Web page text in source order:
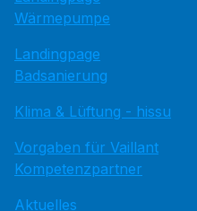
Wärmepumpe
Landingpage
Badsanierung
Klima & Lüftung - hissu
Vorgaben für Vaillant
Kompetenzpartner
Aktuelles